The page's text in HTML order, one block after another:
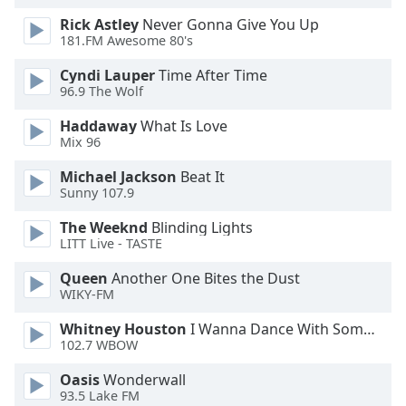
Color
Opacity
Caption
Area
Background
Color
Opacity
Font
Rick Astley Never Gonna Give You Up
181.FM Awesome 80's
Cyndi LauperTime After Time
96.9 The Wolf
HaddawayWhat Is Love
Mix 96
Michael Jackson Beat It
Sunny 107.9
The Weeknd Blinding Lights
LITT Live - TASTE
Queen Another One Bites the Dust
WIKY-FM
Whitney Houston I Wanna Dance With Somebody
102.7 WBOW
OasisWonderwall
93.5 Lake FM